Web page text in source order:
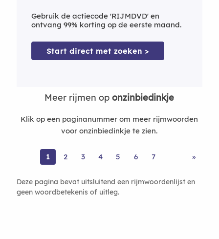
Gebruik de actiecode 'RIJMDVD' en
ontvang 99% korting op de eerste maand.
Start direct met zoeken >
Meer rijmen oponzinbiedinkje
Klik op een paginanummer om meer rijmwoorden
voor onzinbiedinkje te zien.
1 2 3 4 5 6 7 »
Deze pagina bevat uitsluitend een rijmwoordenlijst en
geen woordbetekenis of uitleg.